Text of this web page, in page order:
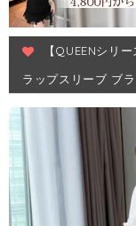
【QUEENシリ
ラップスリーブ ブ